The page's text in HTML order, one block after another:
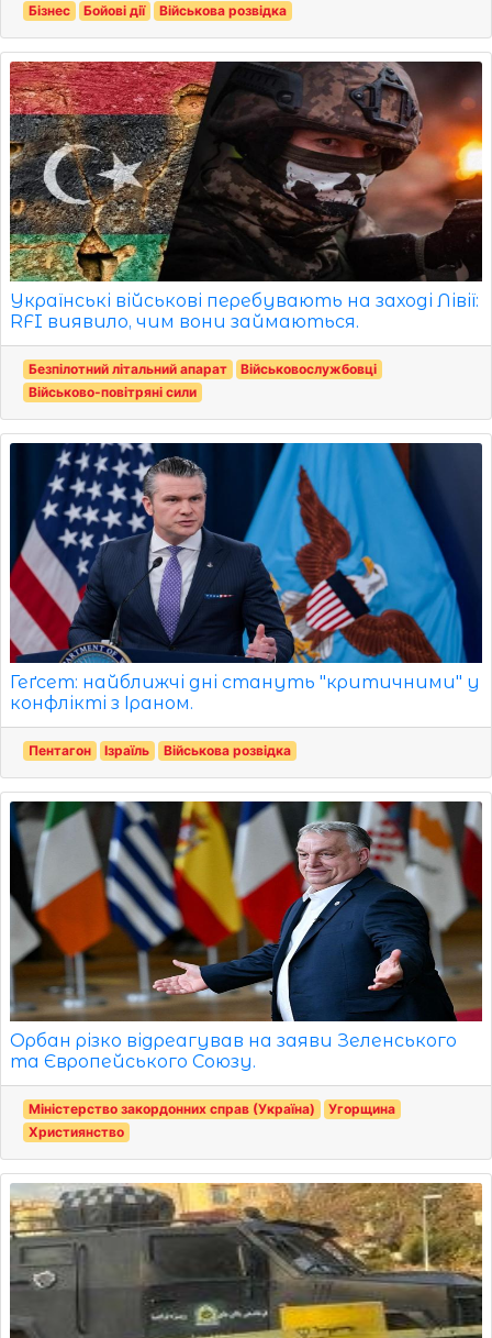
Бізнес Бойові дії Військова розвідка
Українські військові перебувають на заході Лівії:
RFI виявило, чим вони займаються.
Безпілотний літальний апарат
Військовослужбовці
Військово-повітряні сили
Геґсет: найближчі дні стануть "критичними" у
конфлікті з Іраном.
Пентагон Ізраїль Військова розвідка
Орбан різко відреагував на заяви Зеленського
та Європейського Союзу.
Міністерство закордонних справ (Україна)
Угорщина
Християнство